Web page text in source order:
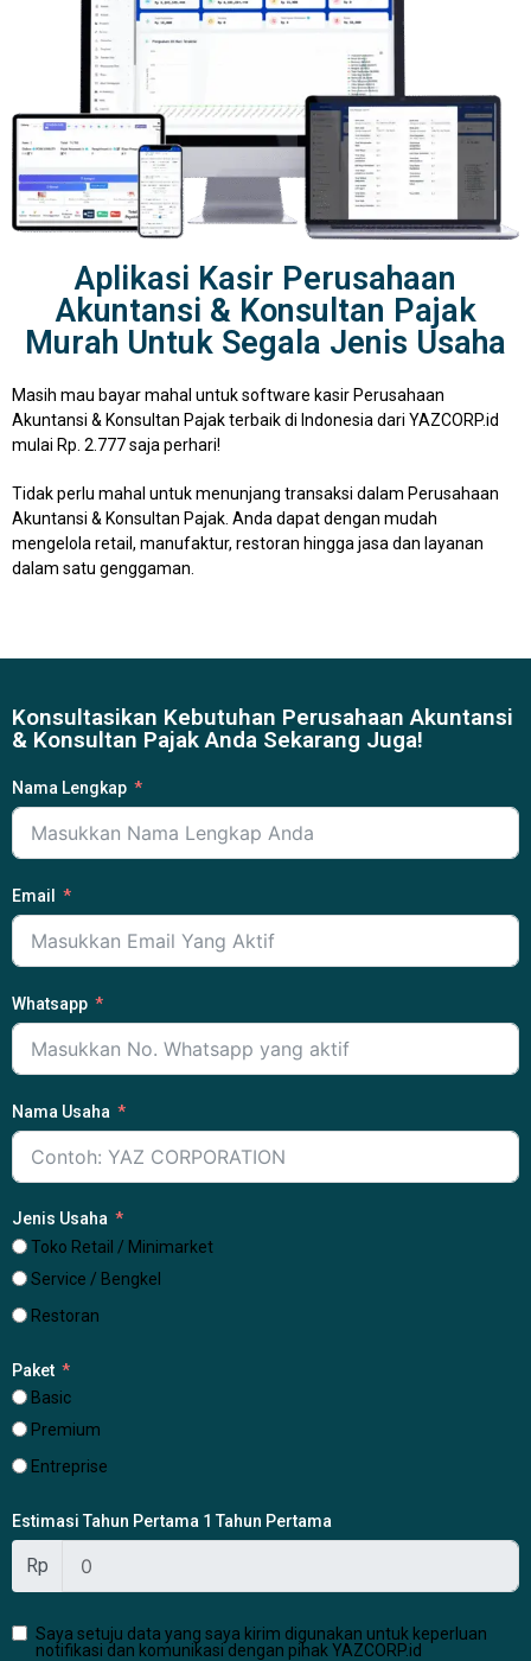
Aplikasi Kasir Perusahaan
Akuntansi & Konsultan Pajak
Murah Untuk Segala Jenis Usaha
Masih mau bayar mahal untuk software kasir Perusahaan
Akuntansi & Konsultan Pajak terbaik di Indonesia dari YAZCORP.id
mulai Rp. 2.777 saja perhari!
Tidak perlu mahal untuk menunjang transaksi dalam Perusahaan
Akuntansi & Konsultan Pajak. Anda dapat dengan mudah
mengelola retail, manufaktur, restoran hingga jasa dan layanan
dalam satu genggaman.
Konsultasikan Kebutuhan Perusahaan Akuntansi
& Konsultan Pajak Anda Sekarang Juga!
Nama Lengkap
Email
Whatsapp
Nama Usaha
Jenis Usaha
Toko Retail / Minimarket
Service / Bengkel
Restoran
Paket
Basic
Premium
Entreprise
Estimasi Tahun Pertama 1 Tahun Pertama
Rp
Saya setuju data yang saya kirim digunakan untuk keperluan
notifikasi dan komunikasi dengan pihak YAZCORP.id